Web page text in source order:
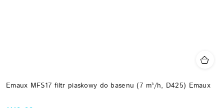
Emaux MFS17 filtr piaskowy do basenu (7 m³/h, D425) Emaux